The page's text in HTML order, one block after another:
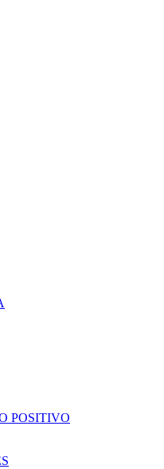
POSITIVO